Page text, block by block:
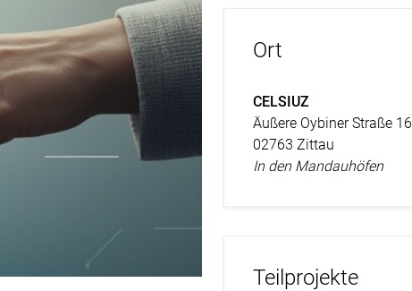
Ort
CELSIUZ
Äußere Oybiner Straße 16
02763 Zittau
In den Mandauhöfen
Teilprojekte